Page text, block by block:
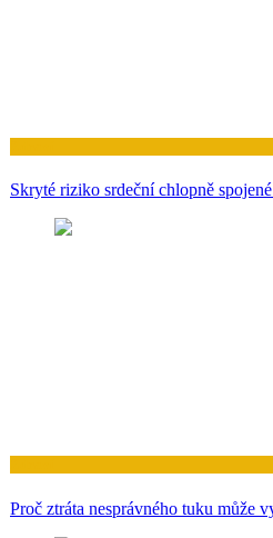
Skryté riziko srdeční chlopně
Proč ztráta nesprávného tuku může